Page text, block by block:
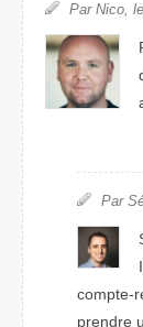
Par Nico,
Par
compte-
prendre